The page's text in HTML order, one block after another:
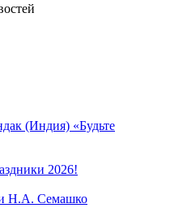
(Индия) «Будьте
2026!
Н.А. Семашко